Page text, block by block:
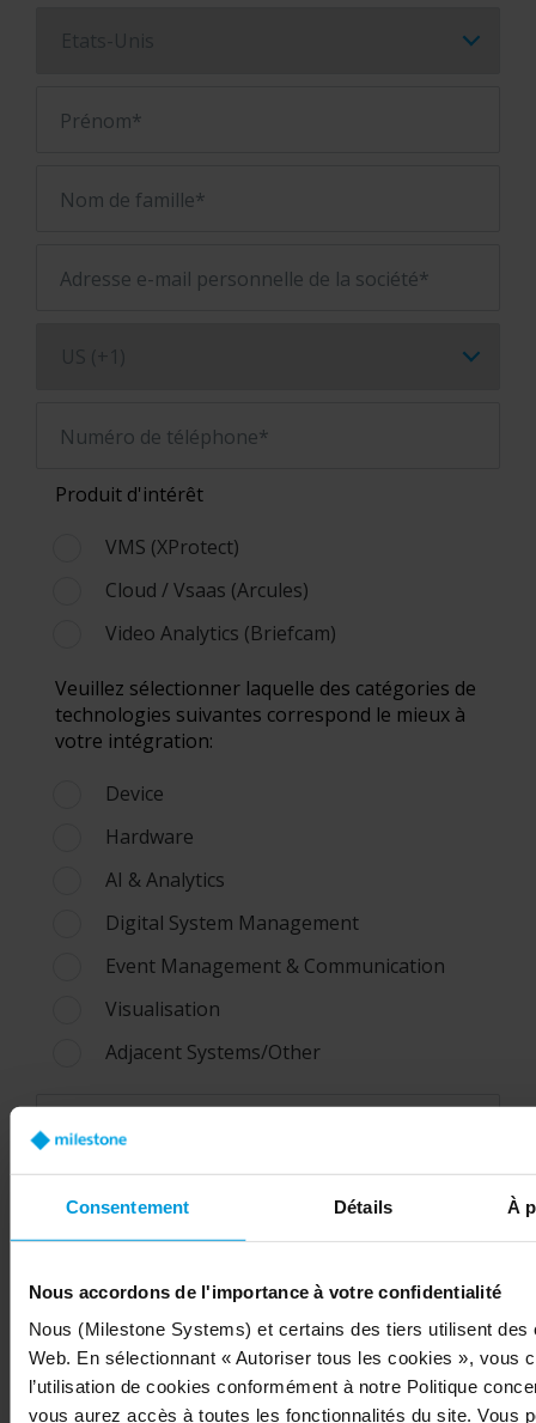
Consentement Détails À
Nous accordons de l'importance à votre confidentialité
Nous (Milestone Systems) et certains des tiers utilisent
Web. En sélectionnant « Autoriser tous les cookies », vous
l’utilisation de cookies conformément à notre Politique
vous aurez accès à toutes les fonctionnalités du site. Vous
Prénom*
Nom de famille*
Adresse e-mail personnelle de la société*
Numéro de téléphone*
Produit d'intérêt
VMS (XProtect)
Cloud / Vsaas (Arcules)
Video Analytics (Briefcam)
Veuillez sélectionner laquelle des catégories de
technologies suivantes correspond le mieux à
votre intégration:
Device
Hardware
AI & Analytics
Digital System Management
Event Management & Communication
Visualisation
Adjacent Systems/Other
Veuillez décrire en détail l'intégration de votre
0 / 4000